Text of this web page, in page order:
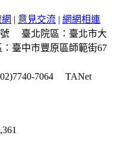
| 意見交流 | 網網相連
臺北院區：臺北市大
：臺中市豐原區師範街67
7064
TANet